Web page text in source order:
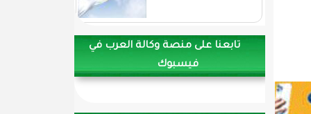
تابعنا على منصة وكالة العرب في
فيسبوك